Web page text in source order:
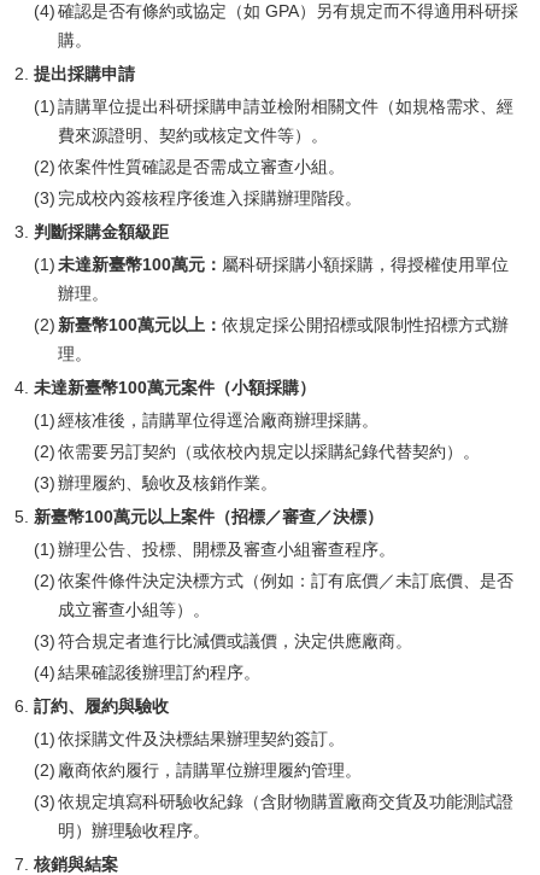
確認是否有條約或協定（如 GPA）另有規定而不得適用科研採
購。
提出採購申請
請購單位提出科研採購申請並檢附相關文件（如規格需求、經
費來源證明、契約或核定文件等）。
依案件性質確認是否需成立審查小組。
完成校內簽核程序後進入採購辦理階段。
判斷採購金額級距
未達新臺幣100萬元： 屬科研採購小額採購，得授權使用單位
辦理。
新臺幣100萬元以上： 依規定採公開招標或限制性招標方式辦
理。
未達新臺幣100萬元案件（小額採購）
經核准後，請購單位得逕洽廠商辦理採購。
依需要另訂契約（或依校內規定以採購紀錄代替契約）。
辦理履約、驗收及核銷作業。
新臺幣100萬元以上案件（招標／審查／決標）
辦理公告、投標、開標及審查小組審查程序。
依案件條件決定決標方式（例如：訂有底價／未訂底價、是否
成立審查小組等）。
符合規定者進行比減價或議價，決定供應廠商。
結果確認後辦理訂約程序。
訂約、履約與驗收
依採購文件及決標結果辦理契約簽訂。
廠商依約履行，請購單位辦理履約管理。
依規定填寫科研驗收紀錄（含財物購置廠商交貨及功能測試證
明）辦理驗收程序。
核銷與結案